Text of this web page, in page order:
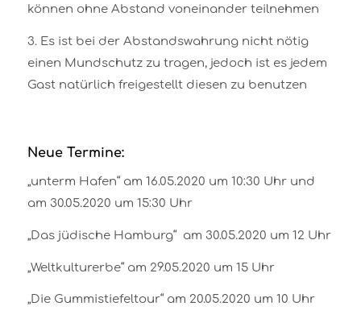
können ohne Abstand voneinander teilnehmen
3. Es ist bei der Abstandswahrung nicht nötig
einen Mundschutz zu tragen, jedoch ist es jedem
Gast natürlich freigestellt diesen zu benutzen
Neue Termine:
„unterm Hafen“ am 16.05.2020 um 10:30 Uhr und
am 30.05.2020 um 15:30 Uhr
„Das jüdische Hamburg“ am 30.05.2020 um 12 Uhr
„Weltkulturerbe“ am 29.05.2020 um 15 Uhr
„Die Gummistiefeltour“ am 20.05.2020 um 10 Uhr